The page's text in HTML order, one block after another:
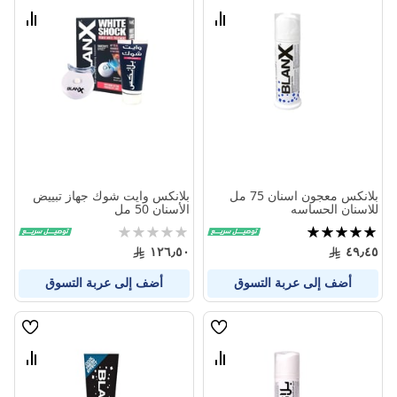
قارن
بلانكس معجون اسنان 75 مل
للاسنان الحساسه
تقييم:
100%
٤٩٫٤٥
أضف إلى عربة التسوق
قارن
بلانكس وايت شوك جهاز تبييض
الأسنان 50 مل
Rating:
0%
١٢٦٫٥٠
أضف إلى عربة التسوق
قائمة
قارن
قائمة
قارن